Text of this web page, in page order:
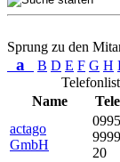
Sprung zu den
a B D E F G H
Name
actago
GmbH
20